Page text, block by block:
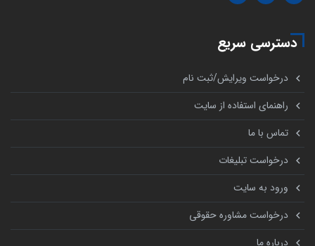
دسترسی سریع
درخواست ویرایش/ثبت نام
راهنمای استفاده از سایت
تماس با ما
درخواست تبلیغات
ورود به سایت
درخواست مشاوره حقوقی
درباره ما